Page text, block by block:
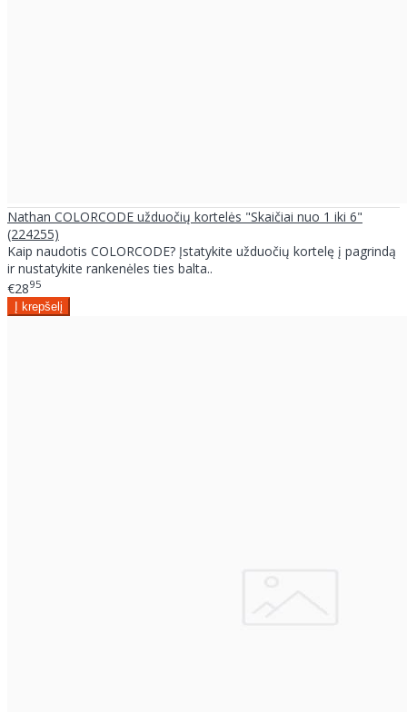
Nathan COLORCODE užduočių kortelės "Skaičiai nuo 1 iki 6"
(224255)
Kaip naudotis COLORCODE? Įstatykite užduočių kortelę į pagrindą
ir nustatykite rankenėles ties balta..
€2895